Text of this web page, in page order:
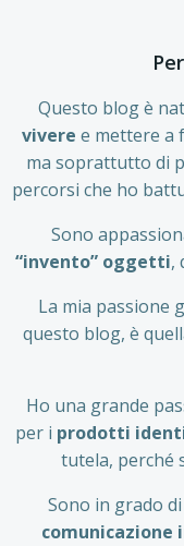
Questo blog è
vivere e mettere a
ma soprattutto di
percorsi che ho
Sono
“invento” oggetti,
La mia passione
questo blog, è
Ho una grande
per i prodotti
tutela, perché
Sono in grado
comunicazione